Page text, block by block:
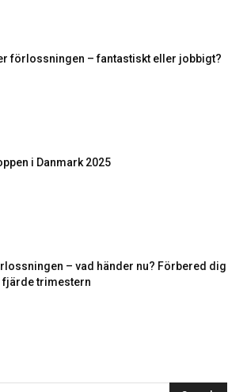
förlossningen – fantastiskt eller jobbigt?
i Danmark 2025
– vad händer nu? Förbered dig
fjärde trimestern